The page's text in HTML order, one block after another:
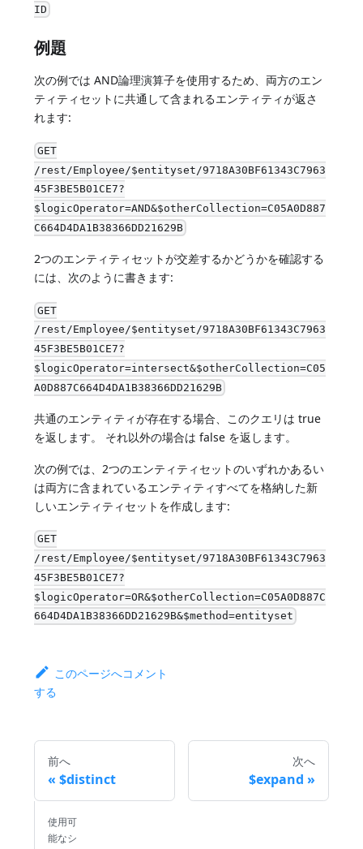
ID
例題
次の例では AND論理演算子を使用するため、両方のエン
ティティセットに共通して含まれるエンティティが返さ
れます:
GET
/rest/Employee/$entityset/9718A30BF61343C7963
45F3BE5B01CE7?
$logicOperator=AND&$otherCollection=C05A0D887
C664D4DA1B38366DD21629B
2つのエンティティセットが交差するかどうかを確認する
には、次のように書きます:
GET
/rest/Employee/$entityset/9718A30BF61343C7963
45F3BE5B01CE7?
$logicOperator=intersect&$otherCollection=C05
A0D887C664D4DA1B38366DD21629B
共通のエンティティが存在する場合、このクエリは true
を返します。 それ以外の場合は false を返します。
次の例では、2つのエンティティセットのいずれかあるい
は両方に含まれているエンティティすべてを格納した新
しいエンティティセットを作成します:
GET
/rest/Employee/$entityset/9718A30BF61343C7963
45F3BE5B01CE7?
$logicOperator=OR&$otherCollection=C05A0D887C
664D4DA1B38366DD21629B&$method=entityset
このページへコメント
する
前へ
$distinct
次へ
$expand
使用可
能なシ